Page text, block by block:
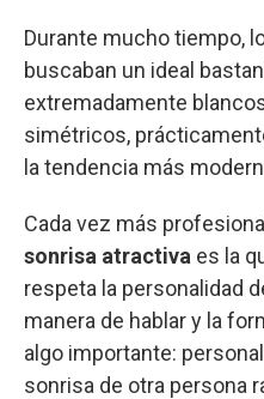
Durante mucho tiempo,
buscaban un ideal
extremadamente
simétricos,
la tendencia más
Cada vez más
sonrisa atractiva es la
respeta la personalidad
manera de hablar y la
algo importante:
sonrisa de otra persona